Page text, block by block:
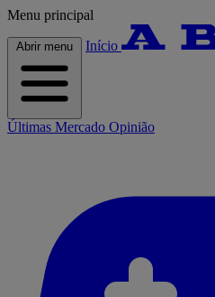
Menu principal
Abrir menu Início
Últimas Mercado Opinião